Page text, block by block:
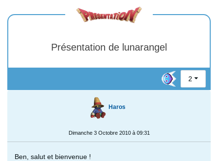
Présentation de lunarangel
2
Haros
Dimanche 3 Octobre 2010 à 09:31
Ben, salut et bienvenue !